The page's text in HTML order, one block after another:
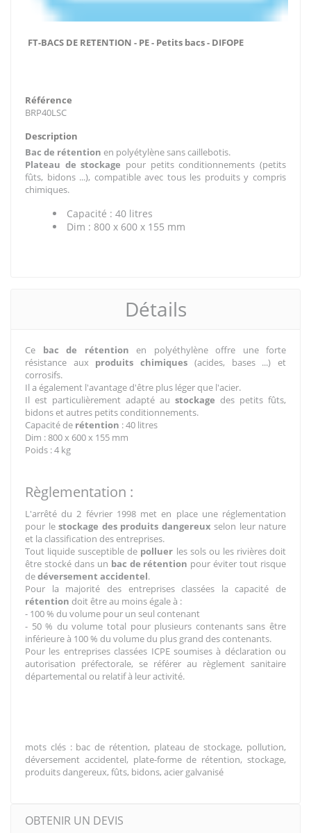
FT-BACS DE RETENTION - PE - Petits bacs - DIFOPE
Référence
BRP40LSC
Description
Bac de rétention en polyétylène sans caillebotis.
Plateau de stockage pour petits conditionnements (petits
fûts, bidons ...), compatible avec tous les produits y compris
chimiques.
Capacité : 40 litres
Dim : 800 x 600 x 155 mm
Détails
Ce bac de rétention en polyéthylène offre une forte
résistance aux produits chimiques (acides, bases ...) et
corrosifs.
Il a également l'avantage d'être plus léger que l'acier.
Il est particulièrement adapté au stockage des petits fûts,
bidons et autres petits conditionnements.
Capacité de rétention : 40 litres
Dim : 800 x 600 x 155 mm
Poids : 4 kg
Règlementation :
L'arrêté du 2 février 1998 met en place une réglementation
pour lestockage des produits dangereux selon leur nature
et la classification des entreprises.
Tout liquide susceptible de polluer les sols ou les rivières doit
être stocké dans un bac de rétention pour éviter tout risque
dedéversement accidentel.
Pour la majorité des entreprises classées la capacité de
rétention doit être au moins égale à :
- 100 % du volume pour un seul contenant
- 50 % du volume total pour plusieurs contenants sans être
inférieure à 100 % du volume du plus grand des contenants.
Pour les entreprises classées ICPE soumises à déclaration ou
autorisation préfectorale, se référer au règlement sanitaire
départemental ou relatif à leur activité.
mots clés : bac de rétention, plateau de stockage, pollution,
déversement accidentel, plate-forme de rétention, stockage,
produits dangereux, fûts, bidons, acier galvanisé
OBTENIR UN DEVIS